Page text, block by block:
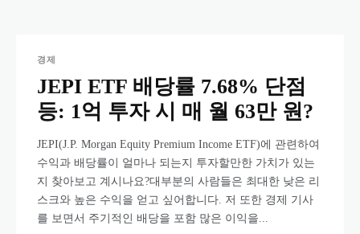
경제
JEPI ETF 배당률 7.68% 단점
등: 1억 투자 시 매 월 63만 원?
JEPI(J.P. Morgan Equity Premium Income ETF)에 관련하여
수익과 배당률이 얼마나 되는지 투자할만한 가치가 있는
지 찾아보고 계시나요?대부분의 사람들은 최대한 낮은 리
스크와 높은 수익을 얻고 싶어합니다. 저 또한 경제 기사
를 보면서 주기적인 배당을 포함 많은 이익을...